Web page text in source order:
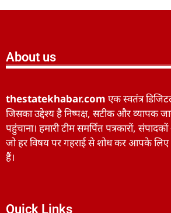
About us
thestatekhabar.com एक स्वतंत्र
जिसका उद्देश्य है निष्पक्ष, सटीक और व्यापक
पहुंचाना। हमारी टीम समर्पित पत्रकारों,
जो हर विषय पर गहराई से शोध कर आपके लिए
हैं।
Quick Links